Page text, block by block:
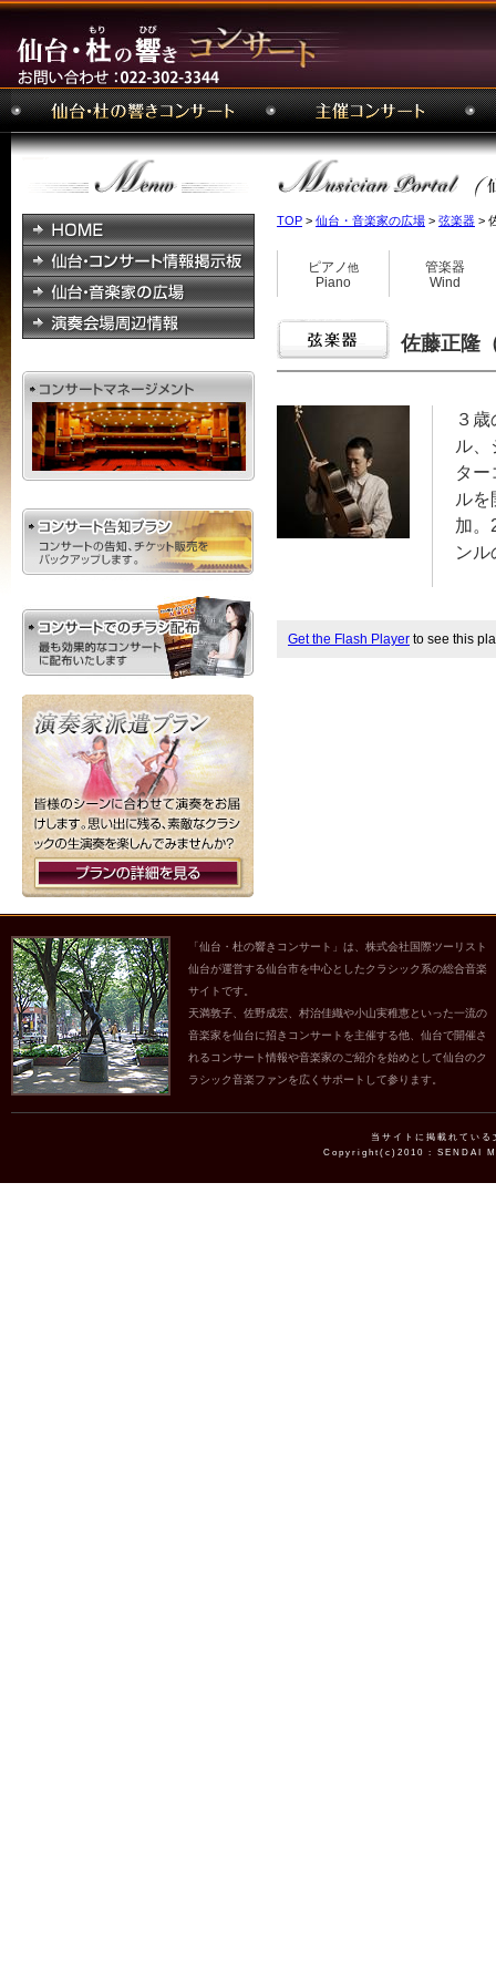
TOP > 仙台・音楽家の広場 > 弦楽器 >
ピアノ他
Piano
管楽器
Wind
佐藤正
３
ル
タ
ル
加。
ン
Get the Flash Player to see this
「仙台・杜の響きコンサート」は、株式会社国際ツーリスト
仙台が運営する仙台市を中心としたクラシック系の総合音楽
サイトです。
天満敦子、佐野成宏、村治佳織や小山実稚恵といった一流の
音楽家を仙台に招きコンサートを主催する他、仙台で開催さ
れるコンサート情報や音楽家のご紹介を始めとして仙台のク
ラシック音楽ファンを広くサポートして参ります。
当サイトに掲載れてい
Copyright(c)2010 : SENDAI